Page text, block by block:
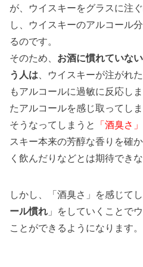
が、ウイスキーをグラスに注
し、ウイスキーのアルコール
るのです。
そのため、 お酒に慣れていない
う人は 、ウイスキーが注がれ
もアルコールに過敏に反応し
たアルコールを感じ取ってしま
そうなってしまうと
「酒臭さ
スキー本来の芳醇な香りを確
く飲んだりなどとは期待でき
しかし、「酒臭さ」を感じて
ール慣れ 」をしていくことで
ことができるようになります。